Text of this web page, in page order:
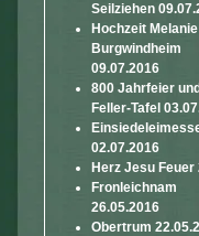
Seilziehen
Hochzeit
Burgwindheim
09.07.2016
800 Jahrfeier und
Feller-Tafel
02.07.2016
Herz Jesu Feuer
Fronleichnam
26.05.2016
Obertrum